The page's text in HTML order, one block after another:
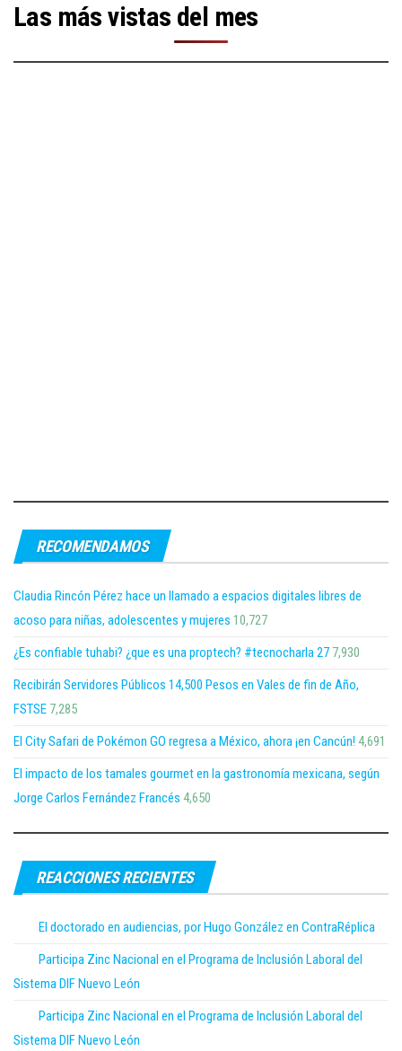
Las más vistas del mes
RECOMENDAMOS
Claudia Rincón Pérez hace un llamado a espacios digitales libres de
acoso para niñas, adolescentes y mujeres 10,727
¿Es confiable tuhabi? ¿que es una proptech? #tecnocharla 27 7,930
Recibirán Servidores Públicos 14,500 Pesos en Vales de fin de Año,
FSTSE 7,285
El City Safari de Pokémon GO regresa a México, ahora ¡en Cancún! 4,691
El impacto de los tamales gourmet en la gastronomía mexicana, según
Jorge Carlos Fernández Francés 4,650
REACCIONES RECIENTES
El doctorado en audiencias, por Hugo González en ContraRéplica
Participa Zinc Nacional en el Programa de Inclusión Laboral del
Sistema DIF Nuevo León
Participa Zinc Nacional en el Programa de Inclusión Laboral del
Sistema DIF Nuevo León